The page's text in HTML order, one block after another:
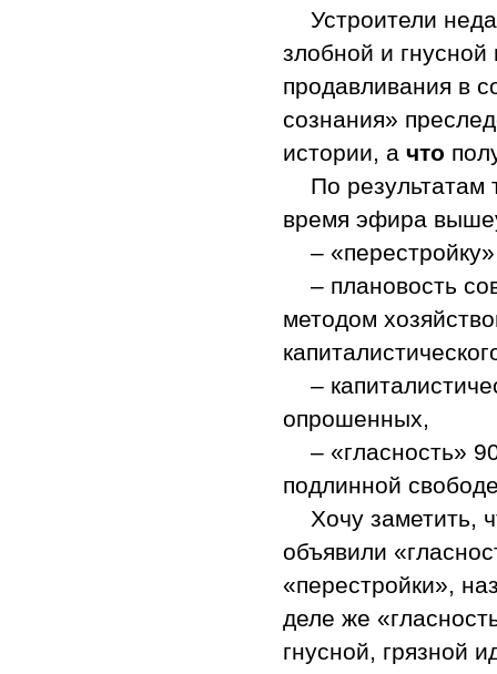
Устроители
злобной и
продавливания в
сознания»
истории, а что
По результатам
время эфира
–
– плановость
методом
–
опрошенных,
– «гласность»
подлинной
Хочу заметить,
объявили
«перестройки»,
деле же
гнусной, грязной